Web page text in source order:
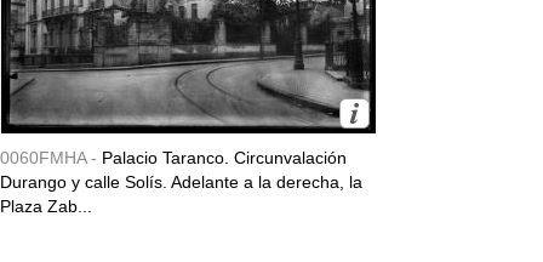
0060FMHA - Palacio Taranco. Circunvalación
Durango y calle Solís. Adelante a la derecha, la
Plaza Zab...